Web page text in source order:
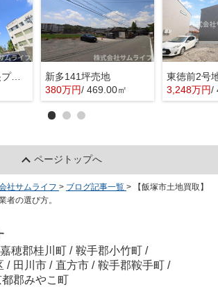
アメイズ直方中央プレミアム
新多141坪売地
380万円/ 469.00㎡
東徳前2号
3,248万円/
ページトップへ
社サムライフ > ブログ記事一覧 >
【飯塚市土地買取】
者の選び方。
嘉穂郡桂川町 / 鞍手郡小竹町 /
/ 田川市 / 直方市 / 鞍手郡鞍手町 /
都郡みやこ町